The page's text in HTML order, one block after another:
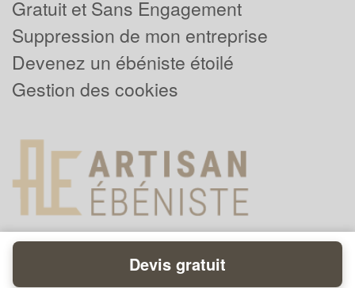
Gratuit et Sans Engagement
Suppression de mon entreprise
Devenez un ébéniste étoilé
Gestion des cookies
Powered byPlus que pro
Devis gratuit